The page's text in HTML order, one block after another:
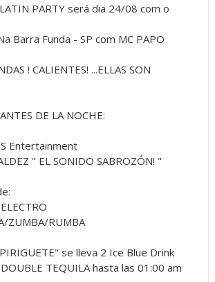
PARTY será dia 24/08 com o
Barra Funda - SP com MC PAPO
! CALIENTES! ...ELLAS SON
DE LA NOCHE:
Entertainment
" EL SONIDO SABROZÓN! "
ZUMBA/RUMBA
se lleva 2 Ice Blue Drink
TEQUILA hasta las 01:00 am